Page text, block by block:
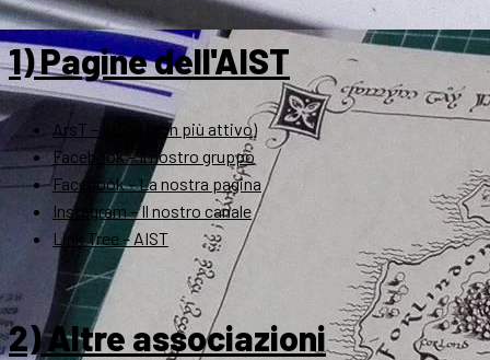
1) Pagine dell'AIST
ArsT – Il blog (non più attivo)
Facebook – Il nostro gruppo
Facebook – La nostra pagina
Instagram – Il nostro canale
Link Tree – AIST
2) Altre associazioni